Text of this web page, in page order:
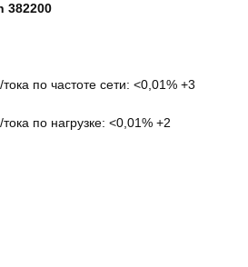
382200
по частоте сети: <0,01% +3
по нагрузке: <0,01% +2